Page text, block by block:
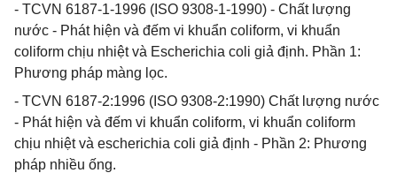
- TCVN 6187-1-1996 (ISO 9308-1-1990) - Chất lượng
nước - Phát hiện và đếm vi khuẩn coliform, vi khuẩn
coliform chịu nhiệt và Escherichia coli giả định. Phần 1:
Phương pháp màng lọc.
- TCVN 6187-2:1996 (ISO 9308-2:1990) Chất lượng nước
- Phát hiện và đếm vi khuẩn coliform, vi khuẩn coliform
chịu nhiệt và escherichia coli giả định - Phần 2: Phương
pháp nhiều ống.